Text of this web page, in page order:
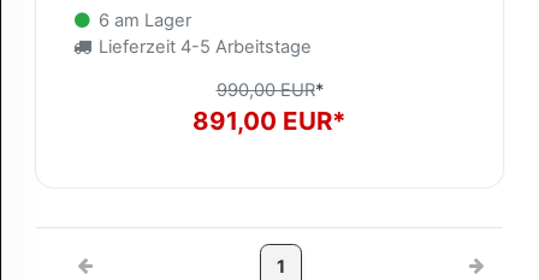
6 am Lager
Lieferzeit 4-5 Arbeitstage
990,00 EUR*
891,00 EUR*
1